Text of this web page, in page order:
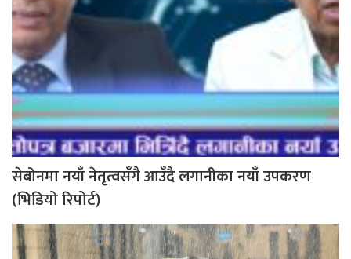
सेबोनमा नयाँ नेतृत्वसँगै आउँदै लगानीका नयाँ उपकरण
(भिडियो रिपोर्ट)